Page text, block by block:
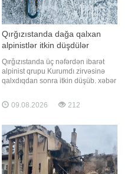
Qırğızıstanda dağa qalxan
alpinistlər itkin düşdülər
Qırğızıstanda üç nəfərdən ibarət
alpinist qrupu Kurumdı zirvəsinə
qalxdıqdan sonra itkin düşüb. xəbər
Xarici İşlər Nazirliyinə istinadən
məlumat yayıb. Məlumata görə,
vətəndaşıdır. Hazırda xilasedicilər
itkin alpinistlərin axtarışına
başlayıbla
09.08.2026 212